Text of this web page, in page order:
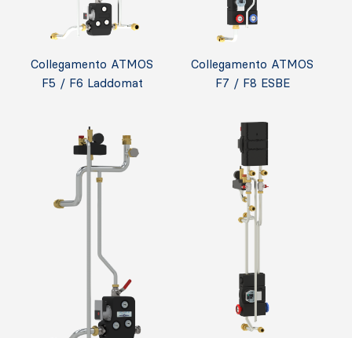
Collegamento ATMOS
F5 / F6 Laddomat
Collegamento ATMOS
F7 / F8 ESBE